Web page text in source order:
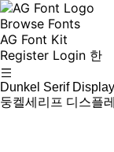
Browse Fonts
AG Font Kit
Register Login 한
Dunkel Serif
둥켈세리프 디스플